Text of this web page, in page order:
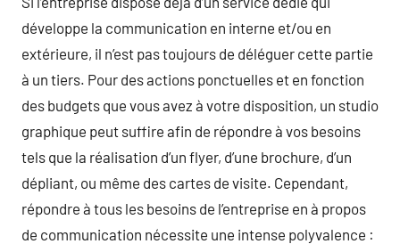
développe la communication en interne et/ou en
extérieure, il n’est pas toujours de déléguer cette partie
à un tiers. Pour des actions ponctuelles et en fonction
des budgets que vous avez à votre disposition, un studio
graphique peut suffire afin de répondre à vos besoins
tels que la réalisation d’un flyer, d’une brochure, d’un
dépliant, ou même des cartes de visite. Cependant,
répondre à tous les besoins de l’entreprise en à propos
de communication nécessite une intense polyvalence :